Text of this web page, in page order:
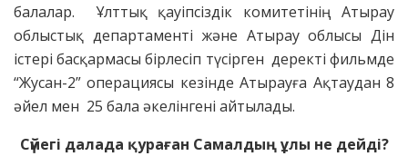
балалар. Ұлттық қауіпсіздік комитетінің Атырау
облыстық департаменті және Атырау облысы Дін
істері басқармасы бірлесіп түсірген деректі фильмде
“Жусан-2” операциясы кезінде Атырауға Ақтаудан 8
әйел мен 25 бала әкелінгені айтылады.
Сүйегі далада қураған Самалдың ұлы не дейді?